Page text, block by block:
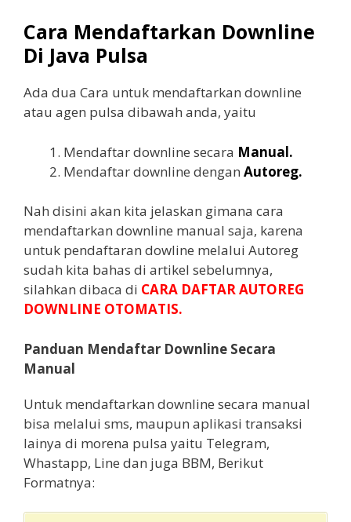
Cara Mendaftarkan Downline
Di Java Pulsa
Ada dua Cara untuk mendaftarkan downline
atau agen pulsa dibawah anda, yaitu
Mendaftar downline secara Manual.
Mendaftar downline dengan Autoreg.
Nah disini akan kita jelaskan gimana cara
mendaftarkan downline manual saja, karena
untuk pendaftaran dowline melalui Autoreg
sudah kita bahas di artikel sebelumnya,
silahkan dibaca di CARA DAFTAR AUTOREG
DOWNLINE OTOMATIS.
Panduan Mendaftar Downline Secara
Manual
Untuk mendaftarkan downline secara manual
bisa melalui sms, maupun aplikasi transaksi
lainya di morena pulsa yaitu Telegram,
Whastapp, Line dan juga BBM, Berikut
Formatnya: